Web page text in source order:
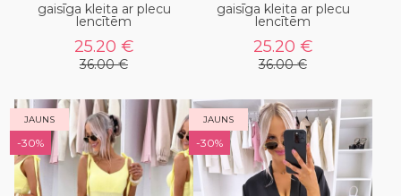
gaisīga kleita ar plecu
lencītēm
25.20 €
36.00 €
gaisīga kleita ar plecu
lencītēm
25.20 €
36.00 €
JAUNS
-30%
JAUNS
-30%